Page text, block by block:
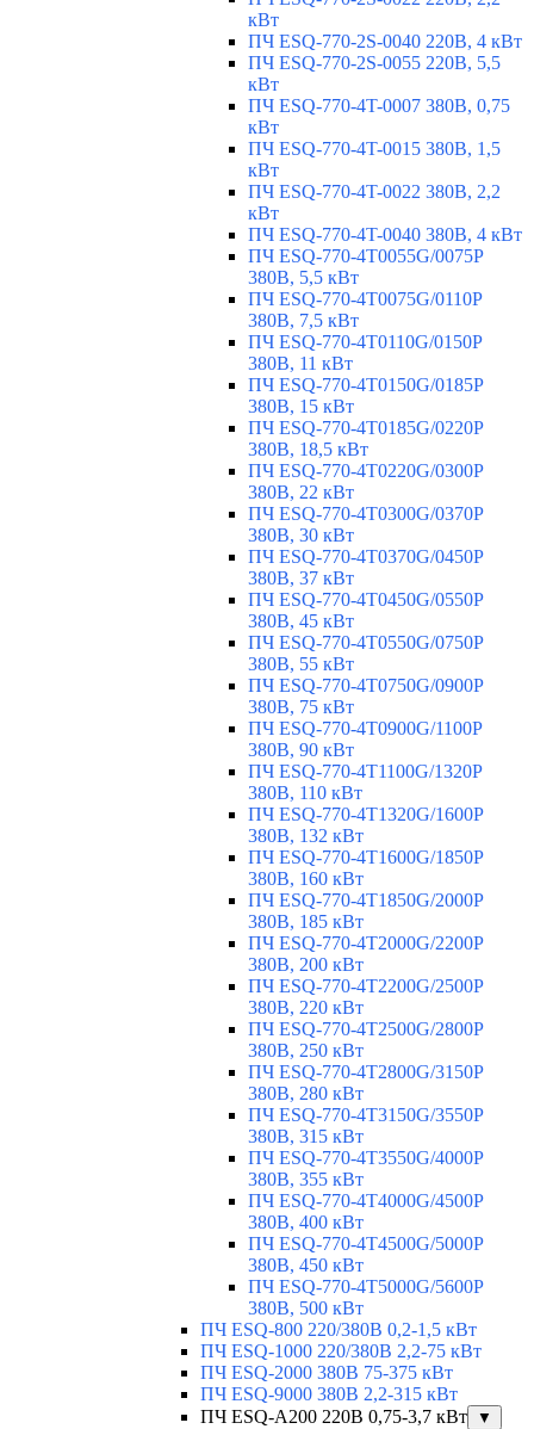
кВт
ПЧ ESQ-770-2S-0040 220В, 4 кВт
ПЧ ESQ-770-2S-0055 220В, 5,5
кВт
ПЧ ESQ-770-4T-0007 380В, 0,75
кВт
ПЧ ESQ-770-4T-0015 380В, 1,5
кВт
ПЧ ESQ-770-4T-0022 380В, 2,2
кВт
ПЧ ESQ-770-4T-0040 380В, 4 кВт
ПЧ ESQ-770-4T0055G/0075P
380В, 5,5 кВт
ПЧ ESQ-770-4T0075G/0110P
380В, 7,5 кВт
ПЧ ESQ-770-4T0110G/0150P
380В, 11 кВт
ПЧ ESQ-770-4T0150G/0185P
380В, 15 кВт
ПЧ ESQ-770-4T0185G/0220P
380В, 18,5 кВт
ПЧ ESQ-770-4T0220G/0300P
380В, 22 кВт
ПЧ ESQ-770-4T0300G/0370P
380В, 30 кВт
ПЧ ESQ-770-4T0370G/0450P
380В, 37 кВт
ПЧ ESQ-770-4T0450G/0550P
380В, 45 кВт
ПЧ ESQ-770-4T0550G/0750P
380В, 55 кВт
ПЧ ESQ-770-4T0750G/0900P
380В, 75 кВт
ПЧ ESQ-770-4T0900G/1100P
380В, 90 кВт
ПЧ ESQ-770-4T1100G/1320P
380В, 110 кВт
ПЧ ESQ-770-4T1320G/1600P
380В, 132 кВт
ПЧ ESQ-770-4T1600G/1850P
380В, 160 кВт
ПЧ ESQ-770-4T1850G/2000P
380В, 185 кВт
ПЧ ESQ-770-4T2000G/2200P
380В, 200 кВт
ПЧ ESQ-770-4T2200G/2500P
380В, 220 кВт
ПЧ ESQ-770-4T2500G/2800P
380В, 250 кВт
ПЧ ESQ-770-4T2800G/3150P
380В, 280 кВт
ПЧ ESQ-770-4T3150G/3550P
380В, 315 кВт
ПЧ ESQ-770-4T3550G/4000P
380В, 355 кВт
ПЧ ESQ-770-4T4000G/4500P
380В, 400 кВт
ПЧ ESQ-770-4T4500G/5000P
380В, 450 кВт
ПЧ ESQ-770-4T5000G/5600P
380В, 500 кВт
ПЧ ESQ-800 220/380В 0,2-1,5 кВт
ПЧ ESQ-1000 220/380В 2,2-75 кВт
ПЧ ESQ-2000 380В 75-375 кВт
ПЧ ESQ-9000 380В 2,2-315 кВт
ПЧ ESQ-A200 220В 0,75-3,7 кВт
▼